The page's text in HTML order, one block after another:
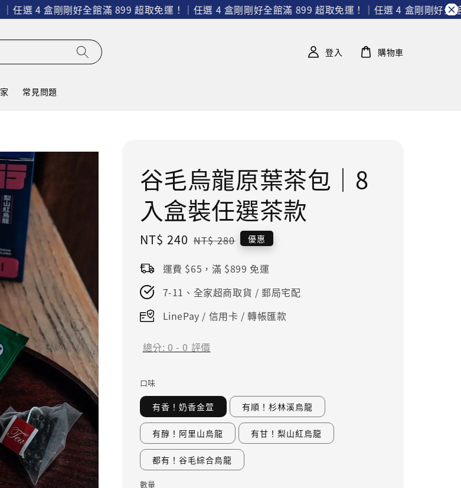
盒剛剛好全館滿 899 超取免運！｜任選 4 盒剛剛好全館滿 899 超取免運！｜任選 4 盒剛剛好全館滿 899
常見問題
登入 購物車
谷毛烏龍原葉茶包｜8
入盒裝任選茶款
Sale
NT$ 240 Regular
NT$ 280 優惠
運費 $65，滿 $899 免運
7-11、全家超商取貨 / 郵局宅配
LinePay / 信用卡 / 轉帳匯款
總分: 0 - 0 評價
口味
有香！奶香金萱 有順！杉林溪烏龍
有醇！阿里山烏龍 有甘！梨山紅烏龍
都有！谷毛綜合烏龍
數量